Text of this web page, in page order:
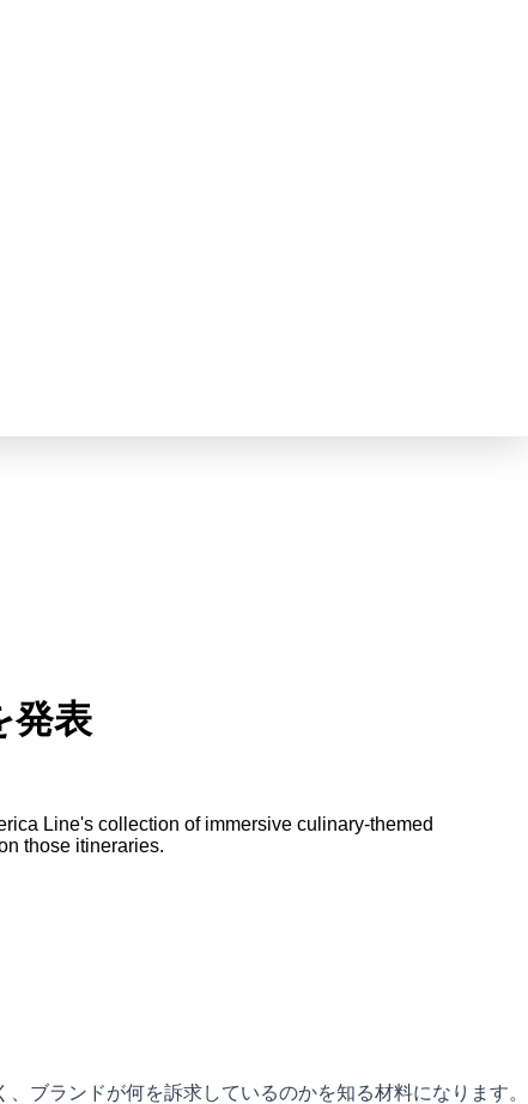
発表
Line's collection of immersive culinary-themed
those itineraries.
ブランドが何を訴求しているのかを知る材料になります。